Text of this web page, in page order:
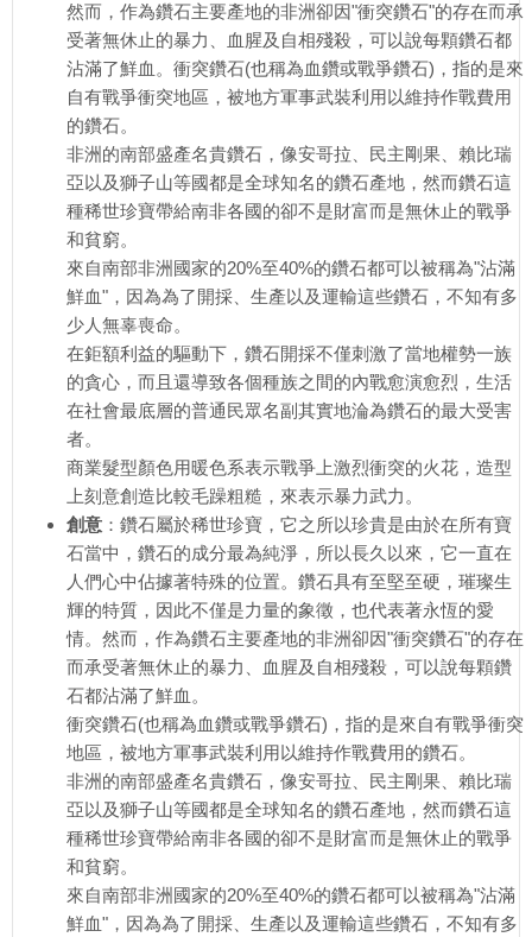
然而，作為鑽石主要產地的非洲卻因"衝突鑽石"的存在而承
受著無休止的暴力、血腥及自相殘殺，可以說每顆鑽石都
沾滿了鮮血。衝突鑽石(也稱為血鑽或戰爭鑽石)，指的是來
自有戰爭衝突地區，被地方軍事武裝利用以維持作戰費用
的鑽石。
非洲的南部盛產名貴鑽石，像安哥拉、民主剛果、賴比瑞
亞以及獅子山等國都是全球知名的鑽石產地，然而鑽石這
種稀世珍寶帶給南非各國的卻不是財富而是無休止的戰爭
和貧窮。
來自南部非洲國家的20%至40%的鑽石都可以被稱為"沾滿
鮮血"，因為為了開採、生產以及運輸這些鑽石，不知有多
少人無辜喪命。
在鉅額利益的驅動下，鑽石開採不僅刺激了當地權勢一族
的貪心，而且還導致各個種族之間的內戰愈演愈烈，生活
在社會最底層的普通民眾名副其實地淪為鑽石的最大受害
者。
商業髮型顏色用暖色系表示戰爭上激烈衝突的火花，造型
上刻意創造比較毛躁粗糙，來表示暴力武力。
創意 ：鑽石屬於稀世珍寶，它之所以珍貴是由於在所有寶
石當中，鑽石的成分最為純淨，所以長久以來，它一直在
人們心中佔據著特殊的位置。鑽石具有至堅至硬，璀璨生
輝的特質，因此不僅是力量的象徵，也代表著永恆的愛
情。然而，作為鑽石主要產地的非洲卻因"衝突鑽石"的存在
而承受著無休止的暴力、血腥及自相殘殺，可以說每顆鑽
石都沾滿了鮮血。
衝突鑽石(也稱為血鑽或戰爭鑽石)，指的是來自有戰爭衝突
地區，被地方軍事武裝利用以維持作戰費用的鑽石。
非洲的南部盛產名貴鑽石，像安哥拉、民主剛果、賴比瑞
亞以及獅子山等國都是全球知名的鑽石產地，然而鑽石這
種稀世珍寶帶給南非各國的卻不是財富而是無休止的戰爭
和貧窮。
來自南部非洲國家的20%至40%的鑽石都可以被稱為"沾滿
鮮血"，因為為了開採、生產以及運輸這些鑽石，不知有多